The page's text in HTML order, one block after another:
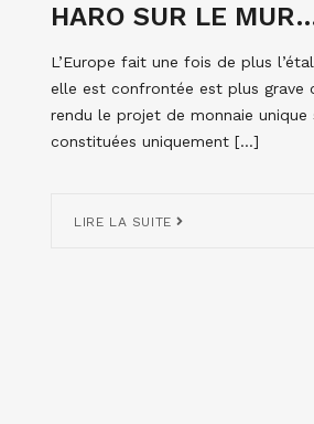
HARO SUR LE
L’Europe fait une fois de plus
elle est confrontée est plus grave
rendu le projet de monnaie
constituées uniquement […]
LIRE LA SUITE